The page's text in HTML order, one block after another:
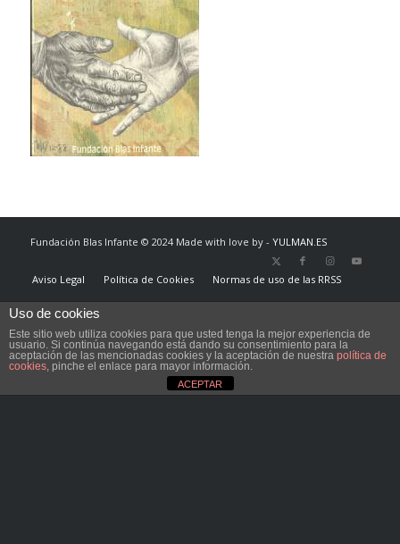
Fundación Blas Infante © 2024 Made with love by - YULMAN.ES
Aviso Legal Política de Cookies Normas de uso de las RRSS
Uso de cookies
Este sitio web utiliza cookies para que usted tenga la mejor experiencia de
usuario. Si continúa navegando está dando su consentimiento para la
aceptación de las mencionadas cookies y la aceptación de nuestra política de
cookies , pinche el enlace para mayor información.
ACEPTAR